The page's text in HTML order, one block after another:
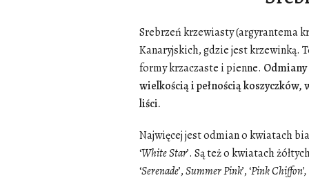
Srebrzeń krzewiasty (argyrantema
Kanaryjskich, gdzie jest krzewinką.
formy krzaczaste i pienne.
wielkością i pełnością
liści.
Najwięcej jest odmian o kwiatach
‘WhiteStar’. Są też o kwiatach
‘Serenade’,SummerPink’, ‘PinkChiffon’,